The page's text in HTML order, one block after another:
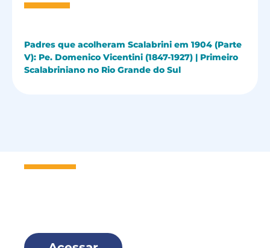
Padres que acolheram Scalabrini em 1904 (Parte
V): Pe. Domenico Vicentini (1847-1927) | Primeiro
Scalabriniano no Rio Grande do Sul